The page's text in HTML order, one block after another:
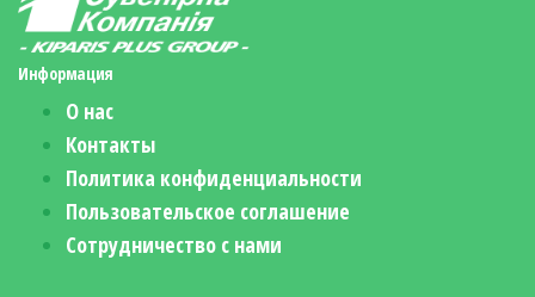
Информация
О нас
Контакты
Политика конфиденциальности
Пользовательское соглашение
Сотрудничество с нами